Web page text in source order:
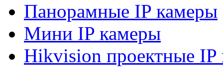
Панорамные IP камеры
Мини IP камеры
Hikvision проектные IP